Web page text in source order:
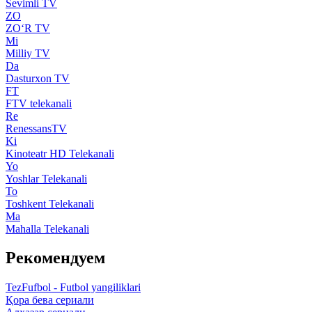
Sevimli TV
ZO
ZO‘R TV
Mi
Milliy TV
Da
Dasturxon TV
FT
FTV telekanali
Re
RenessansTV
Ki
Kinoteatr HD Telekanali
Yo
Yoshlar Telekanali
To
Toshkent Telekanali
Ma
Mahalla Telekanali
Рекомендуем
TezFufbol - Futbol yangiliklari
Қора бева сериали